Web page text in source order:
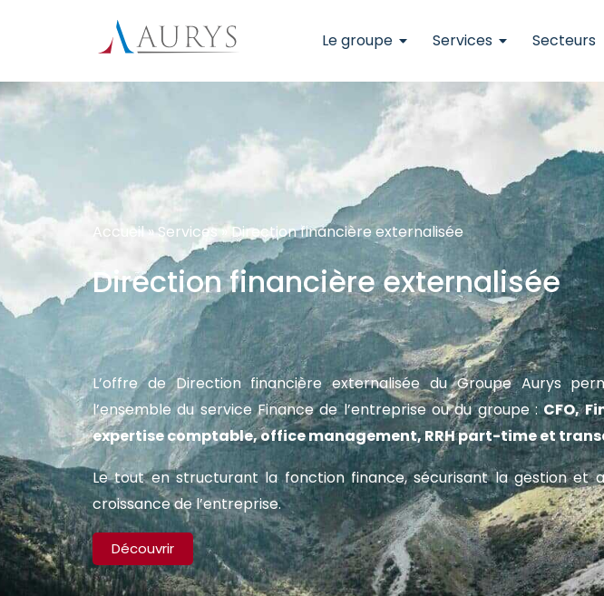
Le groupe Services Secteurs
Accueil»Services» Direction financière externalisée
Direction financière externalisée
L’offre de Direction financière externalisée du Groupe Aurys
l’ensemble du service Finance de l’entreprise ou du groupe :CFO,
expertise comptable, office management, RRH part-time et
Le tout en structurant la fonction finance, sécurisant la gestion et
croissance de l’entreprise.
Découvrir